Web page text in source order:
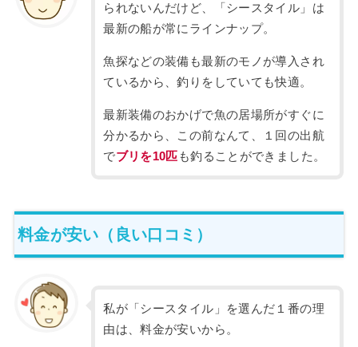
られないんだけど、「シースタイル」は
最新の船が常にラインナップ。
魚探などの装備も最新のモノが導入され
ているから、釣りをしていても快適。
最新装備のおかげで魚の居場所がすぐに
分かるから、この前なんて、１回の出航
でブリを10匹 も釣ることができました。
料金が安い（良い口コミ）
私が「シースタイル」を選んだ１番の理
由は、料金が安いから。